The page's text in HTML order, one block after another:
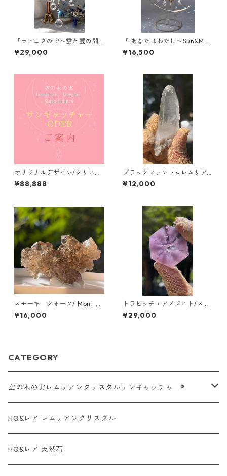
「ラピュタの空〜雲と雲の間
に〜」【空の木の実 Lemuri
anCrystalSuncatcher®︎】新
¥29,000
『 あなたはわたし〜Sun&Moo
n〜』/ スタンド型サンキャッ
チャー/受注制作対応
¥16,500
オリジナルデザイン/クリスタ
ルサンキャッチャー加工/ご案
内
¥88,888
ブラックファントムレムリア
ン/ブラジル /ミネスジェライ
ス
¥12,000
スモーキ―クォーツ/ Mont Bl
ank Massif Chamonix/ツー
ソン
¥16,000
トラピッチェアメジスト/スラ
イス ブラジル/アマゾン
¥29,000
CATEGORY
空の木の実レムリアンクリスタルサンキャッチャー®︎
オーラクォーツ系・タイプ
レムリアンクリスタル・タイプ
HQ&レア レムリアンクリスタル
HQ&レア 天然石